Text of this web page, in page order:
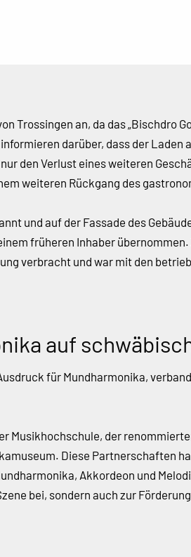
Trossingen an, da das „Bischdro
informieren darüber, dass der Laden
den Verlust eines weiteren
weiteren Rückgang des
und auf der Fassade des
früheren Inhaber
verbracht und war mit den
auf
für Mundharmonika,
Musikhochschule, der
Diese Partnerschaften
Akkordeon und
bei, sondern auch zur